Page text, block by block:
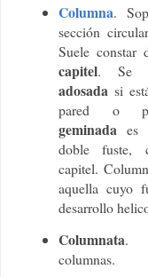
Columna.
sección
Suele constar
capitel. Se
adosada si
pared o
geminada es
doble fuste,
capitel.
aquella cuyo
desarrollo
Columnata.
columnas.